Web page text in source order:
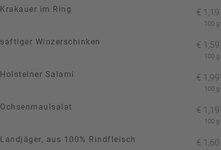
Krakauer im Ring € 1,19
100 g
saftiger Winzerschinken € 1,59
100 g
Holsteiner Salami € 1,99
100 g
Ochsenmaulsalat € 1,19
100 g
Landjäger, aus 100% Rindfleisch € 1,60